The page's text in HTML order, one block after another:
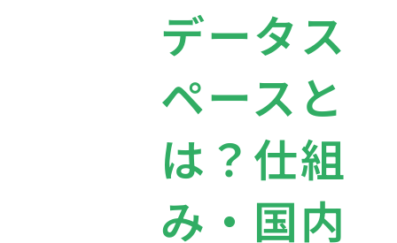
データス
ペースと
は？仕組
み・国内